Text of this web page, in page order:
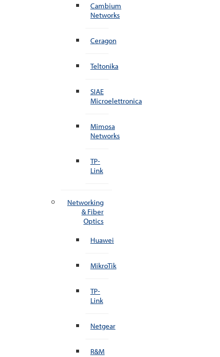
Cambium
Networks
Ceragon
Teltonika
SIAE
Microelettronica
Mimosa
Networks
TP-
Link
Networking
& Fiber
Optics
Huawei
MikroTik
TP-
Link
Netgear
R&M